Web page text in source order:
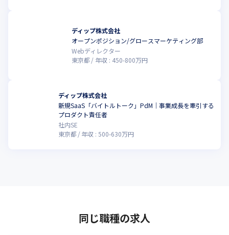
ディップ株式会社
オープンポジション/グロースマーケティング部
Webディレクター
東京都
年収 : 450-800万円
ディップ株式会社
新規SaaS「バイトルトーク」PdM｜事業成長を牽引する
プロダクト責任者
社内SE
東京都
年収 :500-630万円
同じ職種の求人